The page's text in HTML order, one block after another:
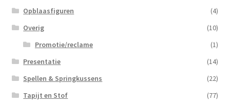
Opblaasfiguren
(4)
Overig
(10)
Promotie/reclame
(1)
Presentatie
(14)
Spellen & Springkussens
(22)
Tapijt en Stof
(77)